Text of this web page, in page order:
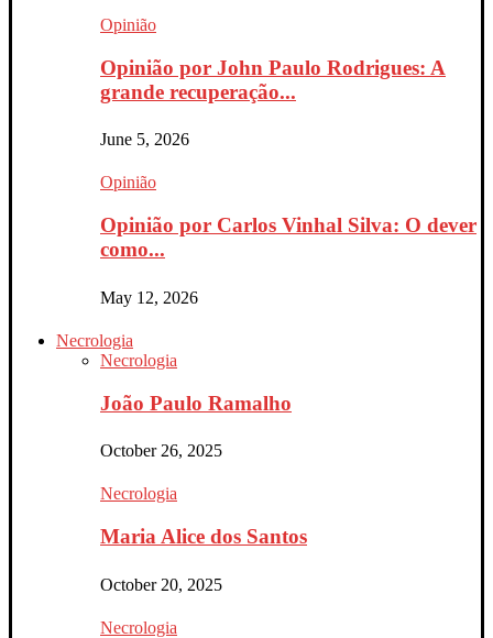
Opinião
Opinião por John Paulo Rodrigues: A
grande recuperação...
June 5, 2026
Opinião
Opinião por Carlos Vinhal Silva: O dever
como...
May 12, 2026
Necrologia
Necrologia
João Paulo Ramalho
October 26, 2025
Necrologia
Maria Alice dos Santos
October 20, 2025
Necrologia